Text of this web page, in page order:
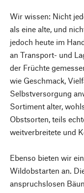
Wir wissen: Nicht
als eine alte, und
jedoch heute im
an Transport- und
der Früchte
wie Geschmack,
Selbstversorgung
Sortiment alter,
Obstsorten, teils
weitverbreitete und
Ebenso bieten wir
Wildobstarten an.
anspruchslosen